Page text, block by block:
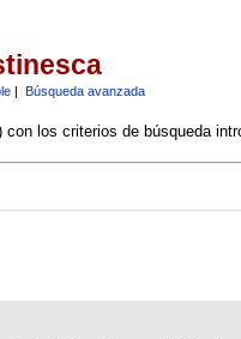
| Búsqueda avanzada
con los criterios de búsqueda